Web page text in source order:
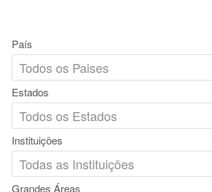
País
Estados
Instituições
Grandes Áreas